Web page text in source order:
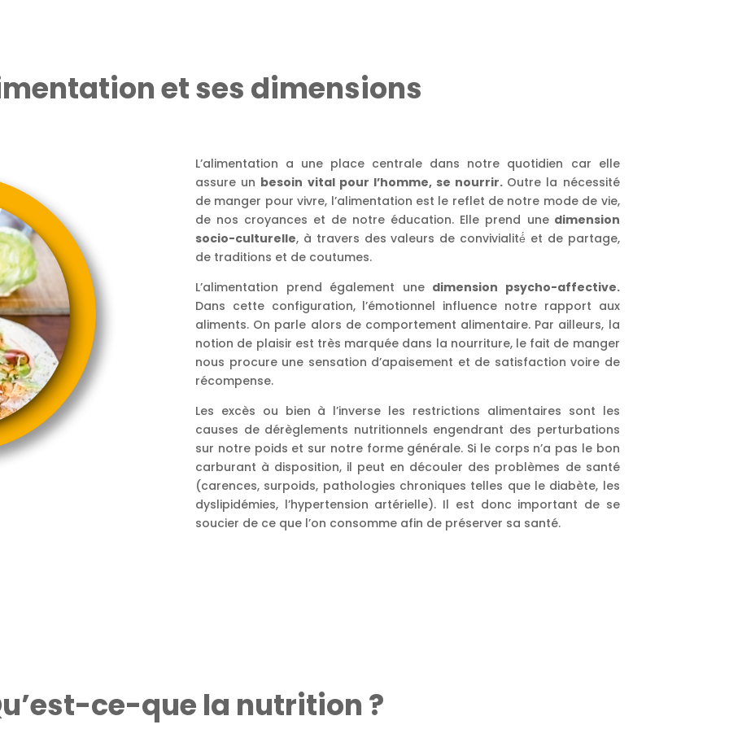
et ses dimensions
L’alimentation a une place centrale dans notre quotidien car elle
assure un besoin vital pour l’homme, se nourrir. Outre la nécessité
de manger pour vivre, l’alimentation est le reflet de notre mode de vie,
de nos croyances et de notre éducation. Elle prend unedimension
socio-culturelle, à travers des valeurs de convivialité́ et de partage,
de traditions et de coutumes.
L’alimentation prend également une dimension psycho-affective.
Dans cette configuration, l’émotionnel influence notre rapport aux
aliments. On parle alors de comportement alimentaire. Par ailleurs, la
notion de plaisir est très marquée dans la nourriture, le fait de manger
nous procure une sensation d’apaisement et de satisfaction voire de
récompense.
Les excès ou bien à l’inverse les restrictions alimentaires sont les
causes de dérèglements nutritionnels engendrant des perturbations
sur notre poids et sur notre forme générale. Si le corps n’a pas le bon
carburant à disposition, il peut en découler des problèmes de santé
(carences, surpoids, pathologies chroniques telles que le diabète, les
dyslipidémies, l’hypertension artérielle). Il est donc important de se
soucier de ce que l’on consomme afin de préserver sa santé.
ce-que la nutrition ?